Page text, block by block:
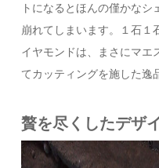
トになるとほんの僅かな
崩れてしまいます。１石１
イヤモンドは、まさにマエ
てカッティングを施した逸
贅を尽くしたデザ